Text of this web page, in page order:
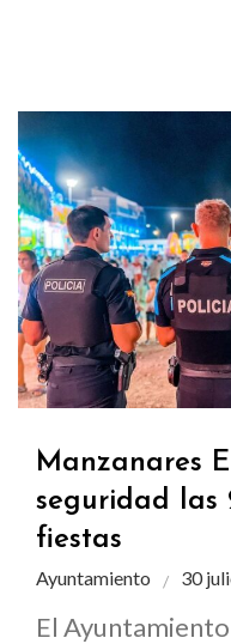
Manzanares
seguridad las
fiestas
Ayuntamiento 30
El